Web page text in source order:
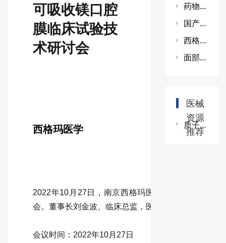
可吸收镁口腔
膜临床试验技
术研讨会
西格玛医学
2022年10月27日，南京西格玛医学在多功能媒体
会。董事长刘金波、临床总监，医学经理等相关人员
会议时间：2022年10月27日
药物临床试验质量管理规范（2026年修订）全文解读(一)
国产首个眼科用全氟丙烷气体获得III类医疗器械注册证,打破国外垄断
西格玛医学助力国内首个线雕产品菲翎线获得NMPA三类证书
面部动能素介绍及临床试验设计
医械
资源
推荐
质子/碳离子治疗系统技术审查指导原则